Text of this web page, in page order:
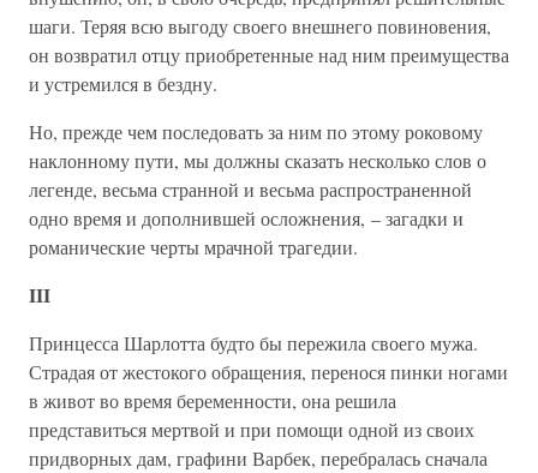
шаги. Теряя всю выгоду своего внешнего повиновения,
он возвратил отцу приобретенные над ним преимущества
и устремился в бездну.
Но, прежде чем последовать за ним по этому роковому
наклонному пути, мы должны сказать несколько слов о
легенде, весьма странной и весьма распространенной
одно время и дополнившей осложнения, – загадки и
романические черты мрачной трагедии.
III
Принцесса Шарлотта будто бы пережила своего мужа.
Страдая от жестокого обращения, перенося пинки ногами
в живот во время беременности, она решила
представиться мертвой и при помощи одной из своих
придворных дам, графини Варбек, перебралась сначала